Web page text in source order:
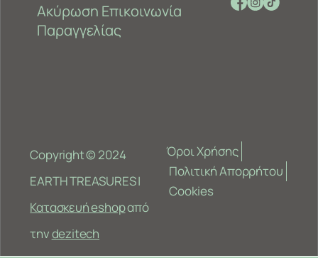
Ακύρωση
Παραγγελίας
Επικοινωνία
Copyright © 2024
EARTH TREASURES |
Κατασκευή eshopαπό
τηνdezitech
Όροι Χρήσης
Πολιτική Απορρήτου
Cookies